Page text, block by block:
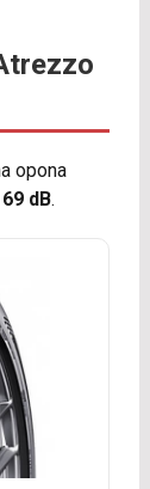
opona
dB.